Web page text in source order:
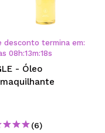
desconto termina em:
08 h:13m:18s
- Óleo
(6)